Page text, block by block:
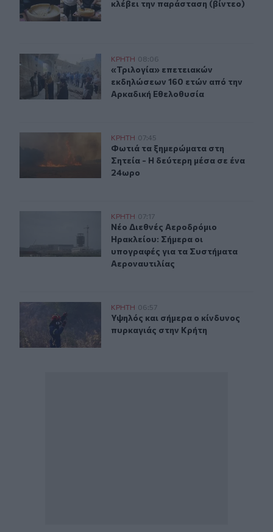
κλέβει την παράσταση (βίντεο)
«Τριλογία» επετειακών εκδηλώσεων 160 ετών από την
ΚΡΗΤΗ 08:06
«Τριλογία» επετειακών
«Τριλογία» επετειακών
εκδηλώσεων 160 ετών από την
Αρκαδική Εθελοθυσία
Λασίθι: Φωτιά τα ξημερώματα στη Σητεία - Η δεύτερη
ΚΡΗΤΗ 07:45
Φωτιά τα ξημερώματα στη Σητεία
Φωτιά τα ξημερώματα στη
Σητεία - Η δεύτερη μέσα σε ένα
24ωρο
Νέο Διεθνές Αεροδρόμιο Ηρακλείου: Σήμερα οι
ΚΡΗΤΗ 07:17
Νέο Διεθνές Αεροδρόμιο
Νέο Διεθνές Αεροδρόμιο
Ηρακλείου: Σήμερα οι
υπογραφές για τα Συστήματα
Αεροναυτιλίας
Υψηλός και σήμερα ο κίνδυνος πυρκαγιάς στην Κρήτη
ΚΡΗΤΗ 06:57
Υψηλός και σήμερα ο κίνδυνος
Υψηλός και σήμερα ο κίνδυνος
πυρκαγιάς στην Κρήτη